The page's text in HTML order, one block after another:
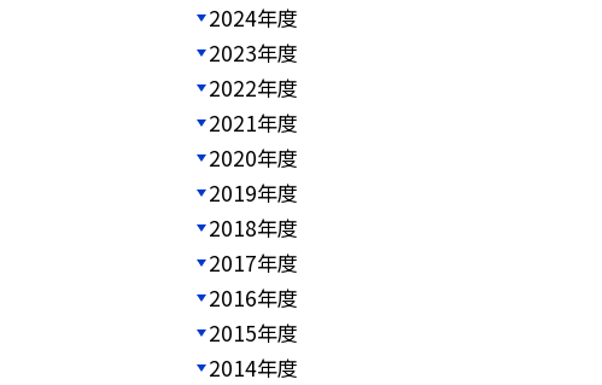
2024年度
2023年度
2022年度
2021年度
2020年度
2019年度
2018年度
2017年度
2016年度
2015年度
2014年度